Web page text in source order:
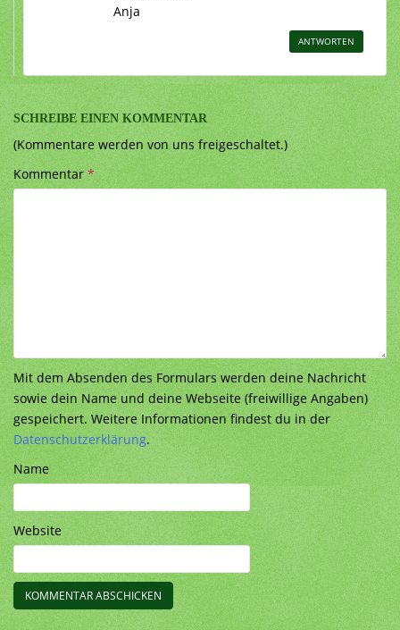
Anja
ANTWORTEN
SCHREIBE EINEN KOMMENTAR
(Kommentare werden von uns freigeschaltet.)
Kommentar*
Mit dem Absenden des Formulars werden deine Nachricht
sowie dein Name und deine Webseite (freiwillige Angaben)
gespeichert. Weitere Informationen findest du in der
Datenschutzerklärung.
Name
Website